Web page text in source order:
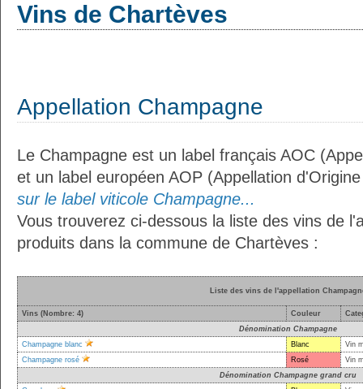
Vins de Chartèves
Appellation Champagne
Le Champagne est un label français AOC
et un label européen AOP (Appellation
sur le label viticole Champagne...
Vous trouverez ci-dessous la liste des vins de
produits dans la commune de Chartèves :
Liste des vins de l'appellation
Vins (Nombre: 4) Couleur
Dénomination Champagne
Champagne blanc
Blanc
Vin
Champagne rosé
Rosé
Vin
Dénomination Champagne grand cru